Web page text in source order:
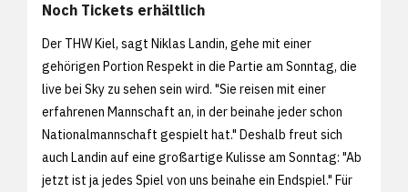
Noch Tickets erhältlich
Der THW Kiel, sagt Niklas Landin, gehe mit einer
gehörigen Portion Respekt in die Partie am Sonntag, die
live bei Sky zu sehen sein wird. "Sie reisen mit einer
erfahrenen Mannschaft an, in der beinahe jeder schon
Nationalmannschaft gespielt hat." Deshalb freut sich
auch Landin auf eine großartige Kulisse am Sonntag: "Ab
jetzt ist ja jedes Spiel von uns beinahe ein Endspiel." Für